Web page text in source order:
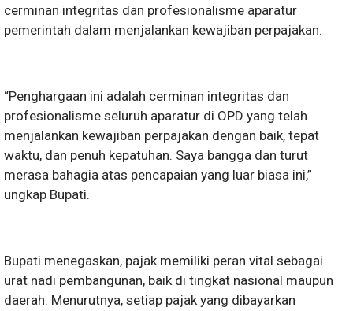
cerminan integritas dan profesionalisme aparatur
pemerintah dalam menjalankan kewajiban perpajakan.
“Penghargaan ini adalah cerminan integritas dan
profesionalisme seluruh aparatur di OPD yang telah
menjalankan kewajiban perpajakan dengan baik, tepat
waktu, dan penuh kepatuhan. Saya bangga dan turut
merasa bahagia atas pencapaian yang luar biasa ini,”
ungkap Bupati.
Bupati menegaskan, pajak memiliki peran vital sebagai
urat nadi pembangunan, baik di tingkat nasional maupun
daerah. Menurutnya, setiap pajak yang dibayarkan